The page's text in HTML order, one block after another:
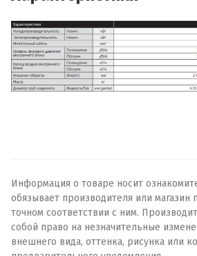
Информация о товаре носит
обязывает производителя или магазин
точном соответствии с ним.
собой право на незначительные
внешнего вида, оттенка, рисунка или